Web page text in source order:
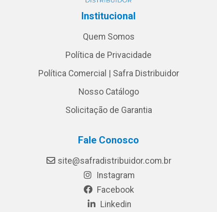
Institucional
Quem Somos
Política de Privacidade
Política Comercial | Safra Distribuidor
Nosso Catálogo
Solicitação de Garantia
Fale Conosco
site@safradistribuidor.com.br
Instagram
Facebook
Linkedin